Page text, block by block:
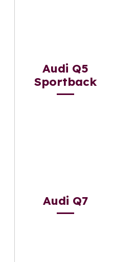
Audi Q5
Sportback
Audi Q7